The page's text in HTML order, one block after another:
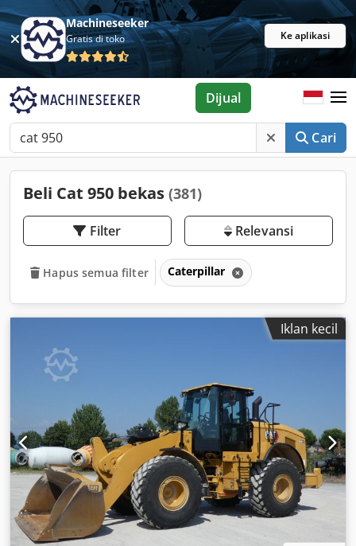
Machineseeker
Gratis di toko Ke aplikasi
Cari
Dijual
Beli Cat 950 bekas (381)
Filter Relevansi
Hapus semua filter Caterpillar
Iklan kecil